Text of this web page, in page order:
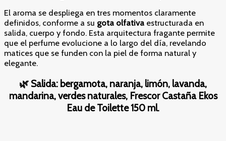
El aroma se despliega en tres momentos claramente
definidos, conforme a su gota olfativa estructurada en
salida, cuerpo y fondo. Esta arquitectura fragante permite
que el perfume evolucione a lo largo del día, revelando
matices que se funden con la piel de forma natural y
elegante.
🌿 Salida: bergamota, naranja, limón, lavanda,
mandarina, verdes naturales, Frescor Castaña Ekos
Eau de Toilette 150 ml.